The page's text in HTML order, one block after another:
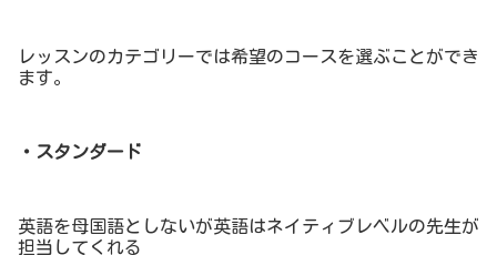
レッスンのカテゴリーでは希望のコースを選ぶことができ
ます。
・スタンダード
英語を母国語としないが英語はネイティブレベルの先生が
担当してくれる